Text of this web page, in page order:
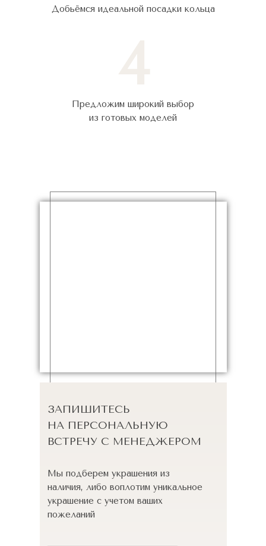
Добьёмся идеальной посадки кольца
Предложим широкий выбор
из готовых моделей
ЗАПИШИТЕСЬ
НА ПЕРСОНАЛЬНУЮ
ВСТРЕЧУ С МЕНЕДЖЕРОМ
Мы подберем украшения из
наличия, либо воплотим уникальное
украшение с учетом ваших
пожеланий